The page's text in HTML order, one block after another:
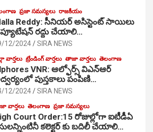
ప్రజా సమస్యలు రాజకీయం
Reddy: సీనియర్ అసిస్టెంట్ సాయిలు
రద్దు చేయాలి…
12/2024 SIRA NEWS
వార్తలు ట్రేండింగ్ వార్తలు తాజా వార్తలు తెలంగాణ
VNR: ఆల్ఫోర్స్ విఎన్ఆర్
పుస్తకాలు పంపిణి…
12/2024 SIRA NEWS
వార్తలు తెలంగాణ ప్రజా సమస్యలు
Court Order:15 రోజుల్లోగా ఐటీడీఏ
కలెక్టర్ కు బదిలీ చేయాలి…